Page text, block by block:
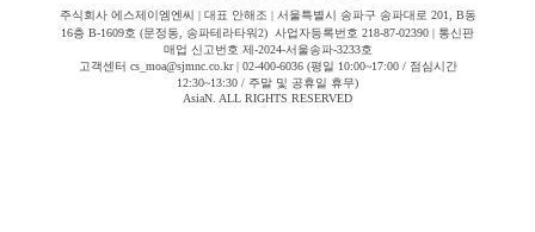
주식회사 에스제이엠엔씨 | 대표 안해조 | 서울특별시 송파구 송파대로 201, B동
16층 B-1609호 (문정동, 송파테라타워2) 사업자등록번호 218-87-02390 | 통신판
매업 신고번호 제-2024-서울송파-3233호
고객센터 cs_moa@sjmnc.co.kr | 02-400-6036 (평일 10:00~17:00 / 점심시간
12:30~13:30 / 주말 및 공휴일 휴무)
AsiaN. ALL RIGHTS RESERVED